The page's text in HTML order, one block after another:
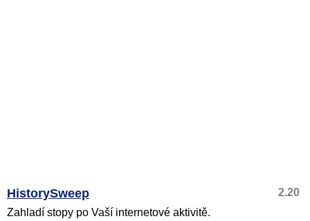
HistorySweep
2.20
Zahladí stopy po Vaší internetové aktivitě.